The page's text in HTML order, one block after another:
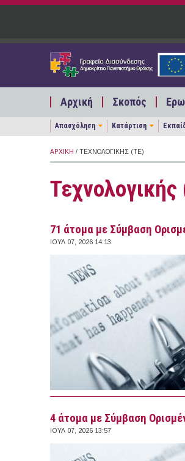
Παράκαμψη προς το κυρίως περιεχόμενο
Αρχική Σκοπός
Απασχόληση Κατάρτιση
ΑΡΧΙΚΉ / ΤΕΧΝΟΛΟΓΙΚΉΣ (ΤΕ)
71 άτομα με Σύμβαση
ΙΟΥΛ 07, 2026 14:13
4 άτομα με Σύμβαση
ΙΟΥΛ 07, 2026 13:57